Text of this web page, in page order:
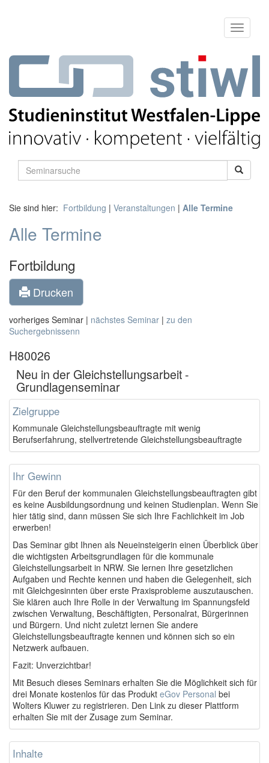
Sie sind hier: Fortbildung | Veranstaltungen | Alle Termine
Alle Termine
Fortbildung
Drucken
vorheriges Seminar | nächstes Seminar | zu den
Suchergebnissenn
H80026
Neu in der Gleichstellungsarbeit -
Grundlagenseminar
Zielgruppe
Kommunale Gleichstellungsbeauftragte mit wenig
Berufserfahrung, stellvertretende Gleichstellungsbeauftragte
Ihr Gewinn
Für den Beruf der kommunalen Gleichstellungsbeauftragten gibt
es keine Ausbildungsordnung und keinen Studienplan. Wenn Sie
hier tätig sind, dann müssen Sie sich Ihre Fachlichkeit im Job
erwerben!
Das Seminar gibt Ihnen als Neueinsteigerin einen Überblick über
die wichtigsten Arbeitsgrundlagen für die kommunale
Gleichstellungsarbeit in NRW. Sie lernen Ihre gesetzlichen
Aufgaben und Rechte kennen und haben die Gelegenheit, sich
mit Gleichgesinnten über erste Praxisprobleme auszutauschen.
Sie klären auch Ihre Rolle in der Verwaltung im Spannungsfeld
zwischen Verwaltung, Beschäftigten, Personalrat, Bürgerinnen
und Bürgern. Und nicht zuletzt lernen Sie andere
Gleichstellungsbeauftragte kennen und können sich so ein
Netzwerk aufbauen.
Fazit: Unverzichtbar!
Mit Besuch dieses Seminars erhalten Sie die Möglichkeit sich für
drei Monate kostenlos für das Produkt eGov Personal bei
Wolters Kluwer zu registrieren. Den Link zu dieser Plattform
erhalten Sie mit der Zusage zum Seminar.
Inhalte